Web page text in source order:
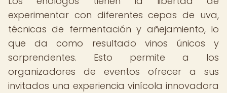
experimentar con diferentes cepas de uva,
técnicas de fermentación y añejamiento, lo
que da como resultado vinos únicos y
sorprendentes. Esto permite a los
organizadores de eventos ofrecer a sus
invitados una experiencia vinícola innovadora